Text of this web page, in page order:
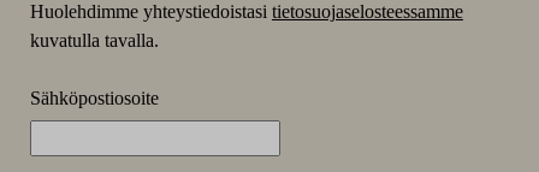
Huolehdimme yhteystiedoistasi tietosuojaselosteessamme
kuvatulla tavalla.
Sähköpostiosoite